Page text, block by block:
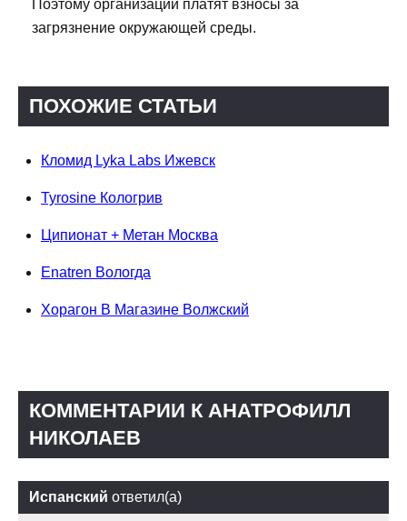
Поэтому организации платят взносы за
загрязнение окружающей среды.
ПОХОЖИЕ СТАТЬИ
Кломид Lyka Labs Ижевск
Tyrosine Кологрив
Ципионат + Метан Москва
Enatren Вологда
Хорагон В Магазине Волжский
КОММЕНТАРИИ К АНАТРОФИЛЛ
НИКОЛАЕВ
Испанский ответил(а)